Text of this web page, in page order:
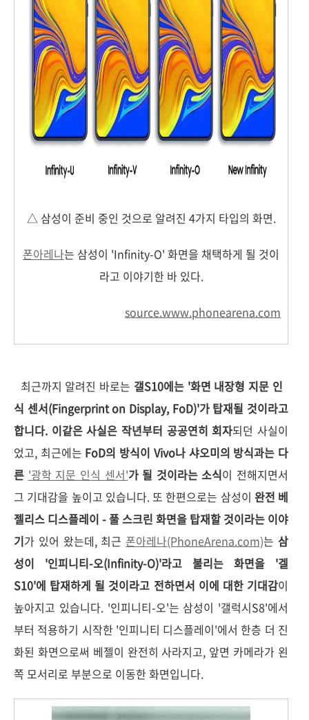
△ 삼성이 준비 중인 것으로 알려진 4가지 타입의 화면.
폰아레나는 삼성이 'Infinity-O' 화면을 채택하게 될 것이
라고 이야기한 바 있다.
source.www.phonearena.com
최근까지 알려진 바로는 갤S10에는 '화면 내장형 지문 인
식 센서(Fingerprint on Display, FoD)'가 탑재될 것이라고
합니다. 이같은 사실은 작년부터 공공연히 회자되던 사실이
었고, 최근에는 FoD의 방식이 Vivo나 샤오미의 방식과는 다
른 '광학 지문 인식 센서'가 될 것이라는 소식이 전해지면서
그 기대감을 높이고 있습니다. 또 한편으로는 삼성이 완전 베
젤리스 디스플레이 - 풀 스크린 화면을 탑재할 것이라는 이야
기가 있어 왔는데, 최근 폰아레나(PhoneArena.com)는 삼
성이 '인피니티-오(Infinity-O)'라고 불리는 화면을 '겔
S10'에 탑재하게 될 것이라고 전하면서 이에 대한 기대감이
높아지고 있습니다. '인피니티-오'는 삼성이 '갤럭시S8'에서
부터 적용하기 시작한 '인피니티 디스플레이'에서 한층 더 진
화된 화면으로써 베젤이 완전히 사라지고, 앞면 카메라가 왼
쪽 모서리로 부분으로 이동한 화면입니다.